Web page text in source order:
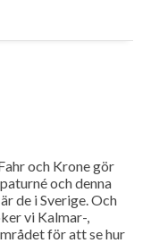
och Krone gör
och denna
de i Sverige. Och
vi Kalmar-,
för att se hur